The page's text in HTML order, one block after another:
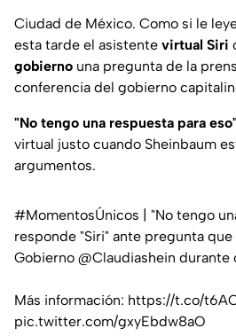
Ciudad de México. Como si le
esta tarde el asistente virtual Siri
gobierno una pregunta de la
conferencia del gobierno
"No tengo una respuesta para
virtual justo cuando Sheinbaum
argumentos.
#MomentosÚnicos | "No tengo
responde "Siri" ante pregunta que
Gobierno @Claudiashein durante
Más información: https://t.co/
pic.twitter.com/gxyEbdw8aO